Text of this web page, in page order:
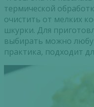
термической
очистить от мелких
шкурки. Для
выбирать можно
практика, подходит